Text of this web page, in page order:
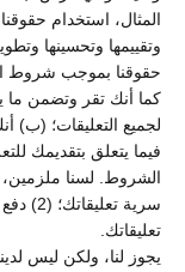
المثال، استخدام
وتقييمها وتحسينها
حقوقنا بموجب شروط
كما أنك تقر وتضمن ما
لجميع التعليقات؛ (ب)
فيما يتعلق بتقديمك
تعليقاتك.
يجوز لنا، ولكن ليس